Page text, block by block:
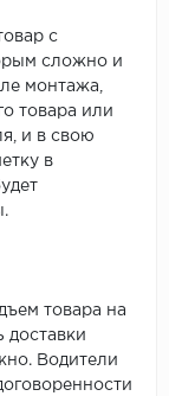
с
сложно и
монтажа,
товара или
и в свою
в
товара на
доставки
Водители